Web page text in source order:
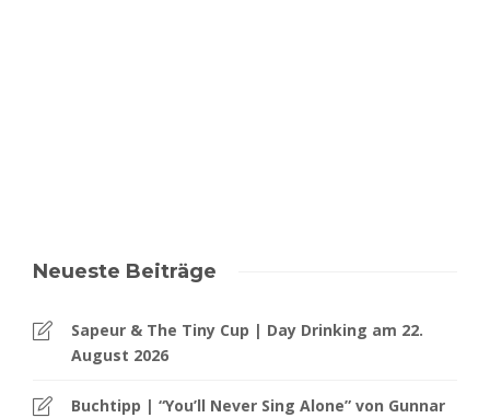
Neueste Beiträge
Sapeur & The Tiny Cup | Day Drinking am 22.
August 2026
Buchtipp | “You’ll Never Sing Alone” von Gunnar